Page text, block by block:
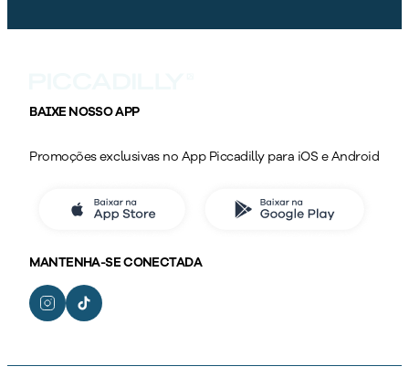
BAIXE NOSSO APP
Promoções exclusivas no App Piccadilly para iOS e Android
MANTENHA-SE CONECTADA